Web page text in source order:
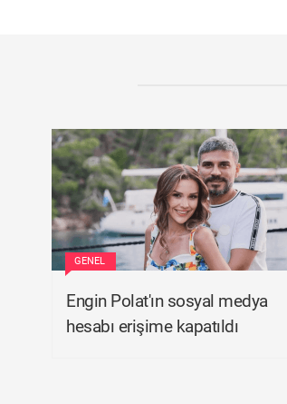
GENEL
Engin Polat'ın sosyal medya
hesabı erişime kapatıldı